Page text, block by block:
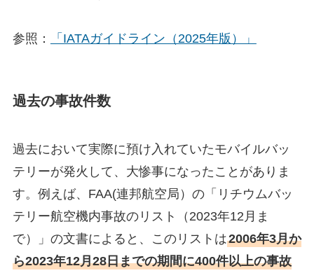
参照： 「IATAガイドライン（2025年版）」
過去の事故件数
過去において実際に預け入れていたモバイルバッ
テリーが発火して、大惨事になったことがありま
す。例えば、FAA(連邦航空局）の「リチウムバッ
テリー航空機内事故のリスト（2023年12月ま
で）」の文書によると、このリストは2006年3月か
ら2023年12月28日までの期間に400件以上の事故